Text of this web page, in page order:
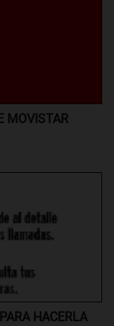
MOVISTAR
HACERLA